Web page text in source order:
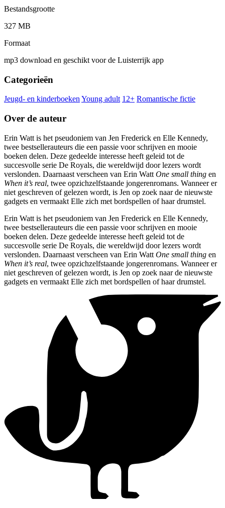
Bestandsgrootte
327 MB
Formaat
mp3 download en geschikt voor de Luisterrijk app
Categorieën
Jeugd- en kinderboeken Young adult 12+ Romantische fictie
Over de auteur
Erin Watt is het pseudoniem van Jen Frederick en Elle Kennedy,
twee bestsellerauteurs die een passie voor schrijven en mooie
boeken delen. Deze gedeelde interesse heeft geleid tot de
succesvolle serie De Royals, die wereldwijd door lezers wordt
verslonden. Daarnaast verscheen van Erin Watt One small thing en
When it’s real, twee opzichzelfstaande jongerenromans. Wanneer er
niet geschreven of gelezen wordt, is Jen op zoek naar de nieuwste
gadgets en vermaakt Elle zich met bordspellen of haar drumstel.
Erin Watt is het pseudoniem van Jen Frederick en Elle Kennedy,
twee bestsellerauteurs die een passie voor schrijven en mooie
boeken delen. Deze gedeelde interesse heeft geleid tot de
succesvolle serie De Royals, die wereldwijd door lezers wordt
verslonden. Daarnaast verscheen van Erin Watt One small thing en
When it’s real, twee opzichzelfstaande jongerenromans. Wanneer er
niet geschreven of gelezen wordt, is Jen op zoek naar de nieuwste
gadgets en vermaakt Elle zich met bordspellen of haar drumstel.